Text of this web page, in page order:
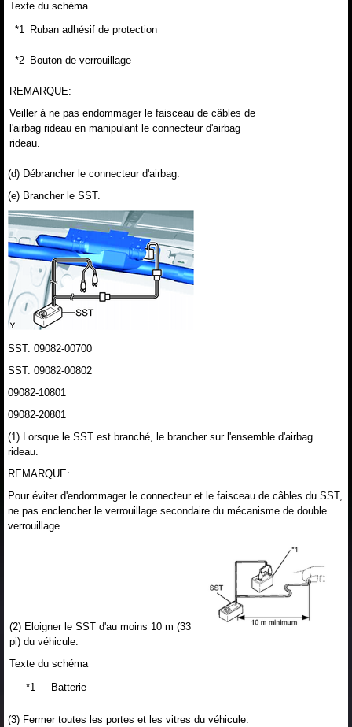
Texte du schéma
*1
Ruban adhésif de protection
*2 Bouton de verrouillage
REMARQUE:
Veiller à ne pas endommager le faisceau de câbles de
l'airbag rideau en manipulant le connecteur d'airbag
rideau.
(d) Débrancher le connecteur d'airbag.
(e) Brancher le SST.
SST: 09082-00700
SST: 09082-00802
09082-10801
09082-20801
(1) Lorsque le SST est branché, le brancher sur l'ensemble d'airbag
rideau.
REMARQUE:
Pour éviter d'endommager le connecteur et le faisceau de câbles du SST,
ne pas enclencher le verrouillage secondaire du mécanisme de double
verrouillage.
(2) Eloigner le SST d'au moins 10 m (33
pi) du véhicule.
Texte du schéma
*1
Batterie
(3) Fermer toutes les portes et les vitres du véhicule.